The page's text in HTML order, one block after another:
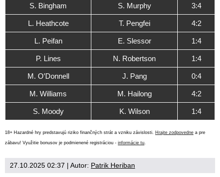
S. Bingham S. Murphy 3:4
L. Heathcote T. Pengfei 4:2
L. Peifan E. Slessor 1:4
P. Lines N. Robertson 1:4
M. O′Donnell J. Pang 0:4
M. Williams M. Hailong 4:2
S. Moody K. Wilson 1:4
18+ Hazardné hry predstavujú riziko finančných strát a vzniku závislosti. Hrajte zodpovedne a pre
zábavu! Využitie bonusov je podmienené registráciou - informácie tu.
27.10.2025 02:37 | Autor: Patrik Heriban